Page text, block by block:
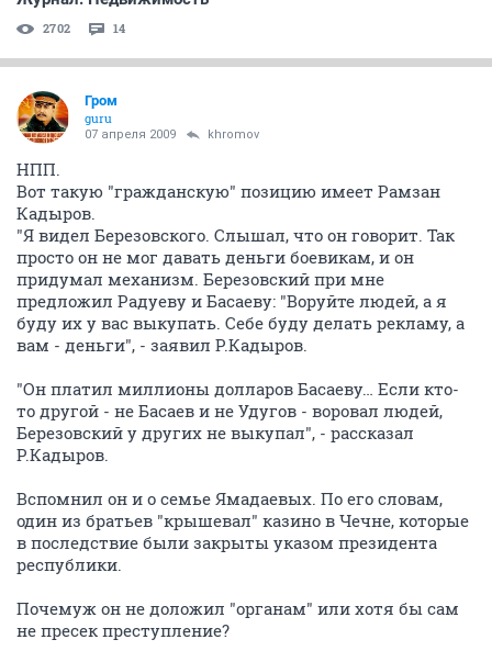
2702 14
Гром
guru
07 апреля 2009 khromov
НПП.
Вот такую "гражданскую" позицию имеет Рамзан
Кадыров.
"Я видел Березовского. Слышал, что он говорит. Так
просто он не мог давать деньги боевикам, и он
придумал механизм. Березовский при мне
предложил Радуеву и Басаеву: "Воруйте людей, а я
буду их у вас выкупать. Себе буду делать рекламу, а
вам - деньги", - заявил Р.Кадыров.
"Он платил миллионы долларов Басаеву… Если кто-
то другой - не Басаев и не Удугов - воровал людей,
Березовский у других не выкупал", - рассказал
Р.Кадыров.
Вспомнил он и о семье Ямадаевых. По его словам,
один из братьев "крышевал" казино в Чечне, которые
в последствие были закрыты указом президента
республики.
Почемуж он не доложил "органам" или хотя бы сам
не пресек преступление?